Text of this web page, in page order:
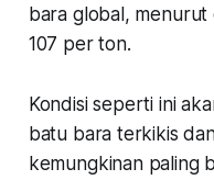
bara global,
107 per ton.
Kondisi seperti ini
batu bara terkikis
kemungkinan paling